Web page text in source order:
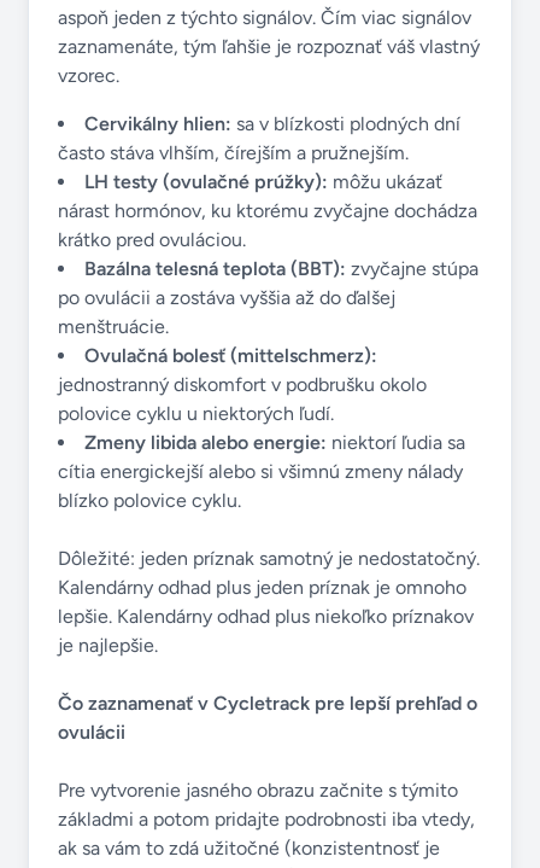
aspoň jeden z týchto signálov. Čím viac signálov
zaznamenáte, tým ľahšie je rozpoznať váš vlastný
vzorec.
Cervikálny hlien: sa v blízkosti plodných dní
často stáva vlhším, čírejším a pružnejším.
LH testy (ovulačné prúžky): môžu ukázať
nárast hormónov, ku ktorému zvyčajne dochádza
krátko pred ovuláciou.
Bazálna telesná teplota (BBT): zvyčajne stúpa
po ovulácii a zostáva vyššia až do ďalšej
menštruácie.
Ovulačná bolesť (mittelschmerz):
jednostranný diskomfort v podbrušku okolo
polovice cyklu u niektorých ľudí.
Zmeny libida alebo energie: niektorí ľudia sa
cítia energickejší alebo si všimnú zmeny nálady
blízko polovice cyklu.
Dôležité: jeden príznak samotný je nedostatočný.
Kalendárny odhad plus jeden príznak je omnoho
lepšie. Kalendárny odhad plus niekoľko príznakov
je najlepšie.
Čo zaznamenať v Cycletrack pre lepší prehľad o
ovulácii
Pre vytvorenie jasného obrazu začnite s týmito
základmi a potom pridajte podrobnosti iba vtedy,
ak sa vám to zdá užitočné (konzistentnosť je